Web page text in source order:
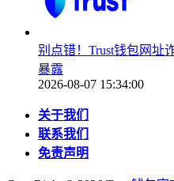
别点错！Trust钱包网址
暴露
2026-08-07 15:34:00
关于我们
联系我们
免责声明